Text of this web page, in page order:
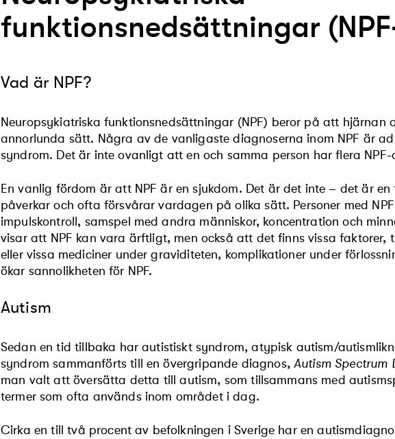
funktionsnedsättningar
Vad är NPF?
Neuropsykiatriska funktionsnedsättningar (NPF) beror på att
annorlunda sätt. Några av de vanligaste diagnoserna inom NPF är
syndrom. Det är inte ovanligt att en och samma person har flera
En vanlig fördom är att NPF är en sjukdom. Det är det inte – det är
påverkar och ofta försvårar vardagen på olika sätt. Personer med
impulskontroll, samspel med andra människor, koncentration och
visar att NPF kan vara ärftligt, men också att det finns vissa faktorer,
eller vissa mediciner under graviditeten, komplikationer under
ökar sannolikheten för NPF.
Autism
Sedan en tid tillbaka har autistiskt syndrom, atypisk autism/
syndrom sammanförts till en övergripande diagnos,Autism Spectrum
man valt att översätta detta till autism, som tillsammans med
termer som ofta används inom området i dag.
Cirka en till två procent av befolkningen i Sverige har en